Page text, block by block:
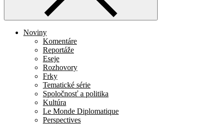
Noviny
Komentáre
Reportáže
Eseje
Rozhovory
Frky
Tematické série
Spoločnosť a politika
Kultúra
Le Monde Diplomatique
Perspectives